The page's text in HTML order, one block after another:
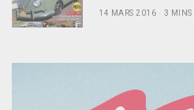
14 MARS 2016 3 MINS